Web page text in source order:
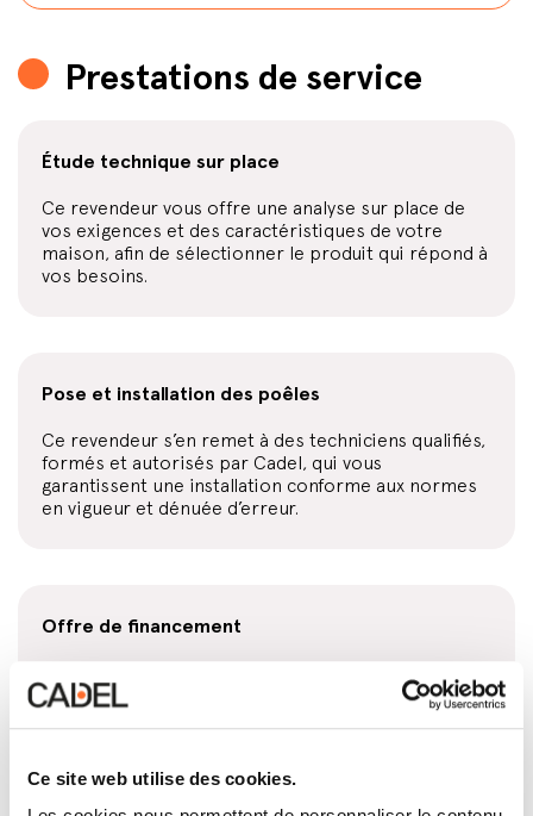
Ce site web utilise des cookies.
Prestations de service
Étude technique sur place
Ce revendeur vous offre une analyse sur place de
vos exigences et des caractéristiques de votre
maison, afin de sélectionner le produit qui répond à
vos besoins.
Pose et installation des poêles
Ce revendeur s’en remet à des techniciens qualifiés,
formés et autorisés par Cadel, qui vous
garantissent une installation conforme aux normes
en vigueur et dénuée d’erreur.
Offre de financement
poêle ou votre foyer fermé à crédit. Consultez